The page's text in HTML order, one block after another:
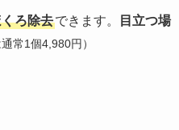
ろ除去できます。
目立つ場
常1個4,980円）